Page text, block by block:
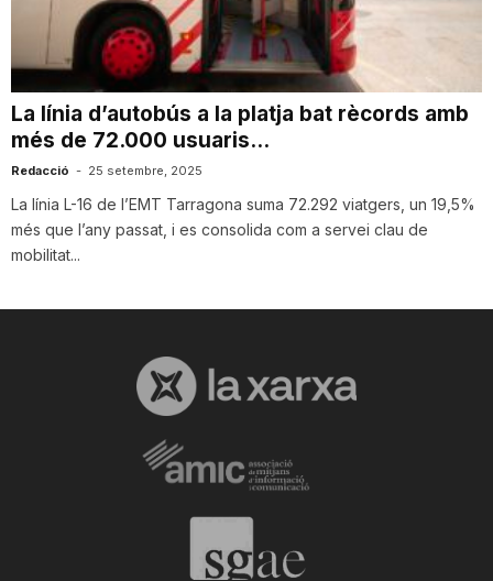
u
t
a
t
La línia d’autobús a la platja bat rècords amb
més de 72.000 usuaris...
Redacció - 25 setembre, 2025
La línia L-16 de l’EMT Tarragona suma 72.292 viatgers, un 19,5%
més que l’any passat, i es consolida com a servei clau de
mobilitat...